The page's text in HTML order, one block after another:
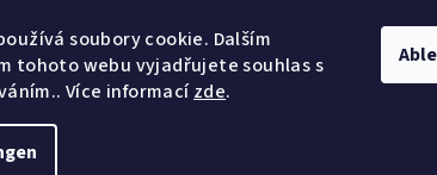
soubory cookie. Dalším
tohoto webu vyjadřujete souhlas s
Více informacízde.